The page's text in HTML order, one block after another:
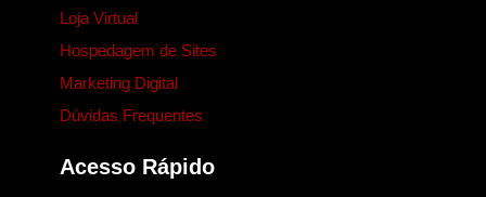
Loja Virtual
Hospedagem de Sites
Marketing Digital
Dúvidas Frequentes
Acesso Rápido